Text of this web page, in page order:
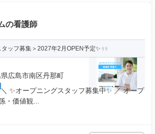
の看護師
タッフ募集＞2027年2月OPEN予定✨
広島市南区丹那町
✨オープニングスタッフ募集中✨ ／ オープ
・価値観...